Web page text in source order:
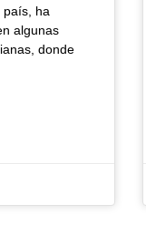
país, ha
algunas
donde